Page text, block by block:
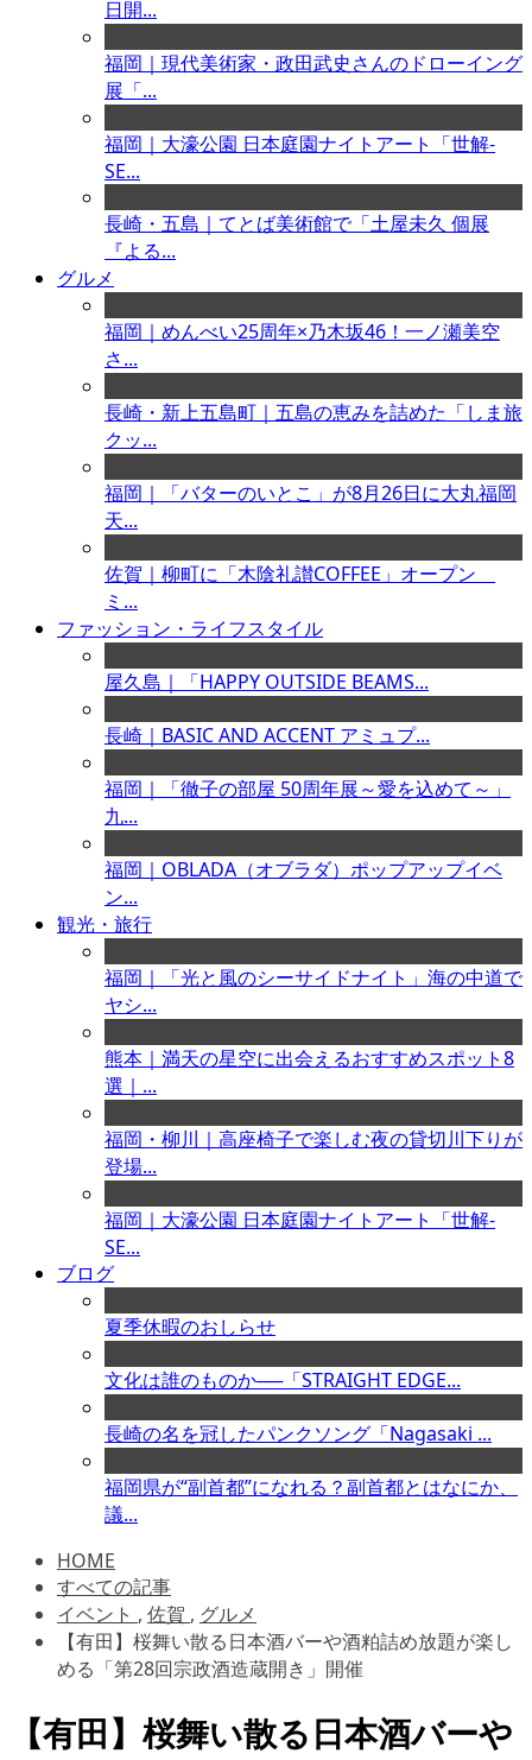
日開...
福岡｜現代美術家・政田武史さんのドローイング
展「...
福岡｜大濠公園 日本庭園ナイトアート「世解-
SE...
長崎・五島｜てとば美術館で「土屋未久 個展
『よる...
グルメ
福岡｜めんべい25周年×乃木坂46！一ノ瀬美空
さ...
長崎・新上五島町｜五島の恵みを詰めた「しま旅
クッ...
福岡｜「バターのいとこ」が8月26日に大丸福岡
天...
佐賀｜柳町に「木陰礼讃COFFEE」オープン
ミ...
ファッション・ライフスタイル
屋久島｜「HAPPY OUTSIDE BEAMS...
長崎｜BASIC AND ACCENT アミュプ...
福岡｜「徹子の部屋 50周年展～愛を込めて～」
九...
福岡｜OBLADA（オブラダ）ポップアップイベ
ン...
観光・旅行
福岡｜「光と風のシーサイドナイト」海の中道で
ヤシ...
熊本｜満天の星空に出会えるおすすめスポット8
選｜...
福岡・柳川｜高座椅子で楽しむ夜の貸切川下りが
登場...
福岡｜大濠公園 日本庭園ナイトアート「世解-
SE...
ブログ
夏季休暇のおしらせ
文化は誰のものか──「STRAIGHT EDGE...
長崎の名を冠したパンクソング「Nagasaki ...
福岡県が“副首都”になれる？副首都とはなにか、
議...
HOME
すべての記事
イベント , 佐賀 , グルメ
【有田】桜舞い散る日本酒バーや酒粕詰め放題が楽し
める「第28回宗政酒造蔵開き」開催
【有田】桜舞い散る日本酒バーや